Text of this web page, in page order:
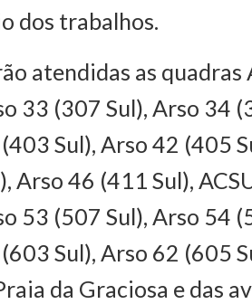
dos trabalhos.
atendidas as quadras
33 (307 Sul), Arso 34
Sul), Arso 42 (405
Arso 46 (411 Sul),
53 (507 Sul), Arso 54
Sul), Arso 62 (605
da Graciosa e das